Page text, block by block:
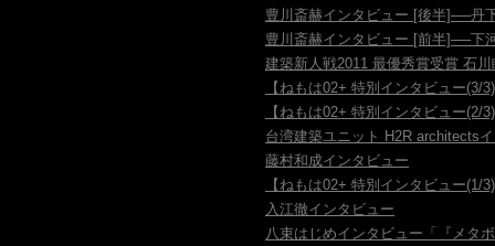
豊川斎赫インタビュー [後半]──丹
豊川斎赫インタビュー [前半]──下
建築新人戦2011 最優秀賞受賞 石
【ねもは02+ 特別インタビュー(3/
【ねもは02+ 特別インタビュー(2/
台湾建築ユニット H2R architects
藤村和成インタビュー
【ねもは02+ 特別インタビュー(1/
入江徹インタビュー
八束はじめインタビュー「『メタ